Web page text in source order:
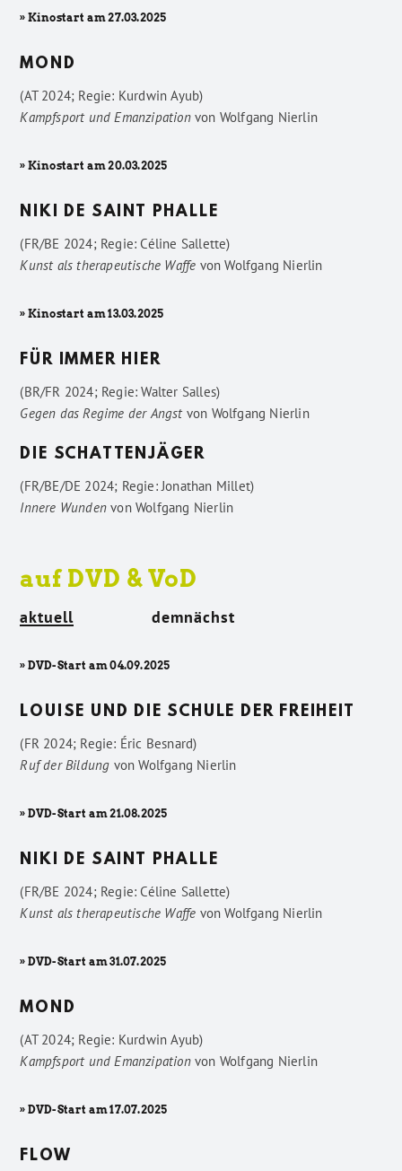
» Kinostart am 27.03.2025
MOND
(AT 2024; Regie: Kurdwin Ayub)
Kampfsport und Emanzipationvon Wolfgang Nierlin
» Kinostart am 20.03.2025
NIKI DE SAINT PHALLE
(FR/BE 2024; Regie: Céline Sallette)
Kunst als therapeutische Waffe vonWolfgang Nierlin
» Kinostart am 13.03.2025
FÜR IMMER HIER
(BR/FR 2024; Regie: Walter Salles)
Gegen das Regime der Angstvon Wolfgang Nierlin
DIE SCHATTENJÄGER
(FR/BE/DE 2024; Regie: Jonathan Millet)
Innere Wunden vonWolfgang Nierlin
auf DVD & VoD
aktuell demnächst
» DVD-Start am 04.09.2025
LOUISE UND DIE SCHULE DER FREIHEIT
(FR 2024; Regie: Éric Besnard)
Ruf der Bildung vonWolfgang Nierlin
» DVD-Start am 21.08.2025
NIKI DE SAINT PHALLE
(FR/BE 2024; Regie: Céline Sallette)
Kunst als therapeutische Waffe vonWolfgang Nierlin
» DVD-Start am 31.07.2025
MOND
(AT 2024; Regie: Kurdwin Ayub)
Kampfsport und Emanzipationvon Wolfgang Nierlin
» DVD-Start am 17.07.2025
FLOW